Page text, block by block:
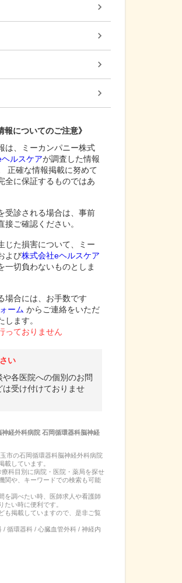
報についてのご注意》
は、ミーカンパニー株式
ルスケアが調査した情報
正確な情報掲載に努めて
全に保証するものではあ
受診される場合は、事前
接ご確認ください。
じた損害について、ミー
よび株式会社eヘルスケア
一切負わないものとしま
場合には、お手数です
ーム からご連絡をいただ
します。
っておりません
い
各医院への個別のお問
は受け付けておりませ
経外科病院 石岡循環器科脳神経
市の石岡循環器科脳神経外科病院
載しています。
科目別に病院・医院・薬局を探せ
関や、キーワードでの検索も可能
を調べたい時、医師求人や看護師
たい時に便利です。
も掲載していますので、是非ご覧
/ 循環器科 / 心臓血管外科 / 神経内